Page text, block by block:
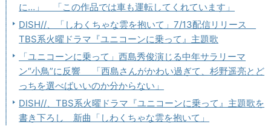
に…」 「この作品では車も運転してくれています」
DISH//、「しわくちゃな雲を抱いて」7/13配信リリース
TBS系火曜ドラマ『ユニコーンに乗って』主題歌
「ユニコーンに乗って」西島秀俊演じる中年サラリーマ
ン“小鳥”に反響 「西島さんがかわい過ぎて、杉野遥亮とど
っちを選べばいいのか分からない」
DISH//、TBS系火曜ドラマ『ユニコーンに乗って』主題歌を
書き下ろし 新曲「しわくちゃな雲を抱いて」